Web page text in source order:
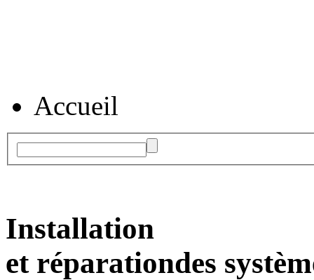
Accueil
Installation
et réparationdes